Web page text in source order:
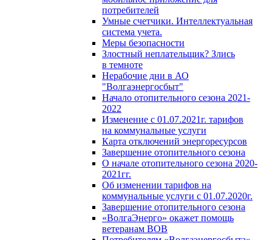
потребителей
Умные счетчики. Интеллектуальная
система учета.
Меры безопасности
Злостный неплательщик? Злись
в темноте
Нерабочие дни в АО
"Волгаэнергосбыт"
Начало отопительного сезона 2021-
2022
Изменение с 01.07.2021г. тарифов
на коммунальные услуги
Карта отключений энергоресурсов
Завершение отопительного сезона
О начале отопительного сезона 2020-
2021гг.
Об изменении тарифов на
коммунальные услуги с 01.07.2020г.
Завершение отопительного сезона
«ВолгаЭнерго» окажет помощь
ветеранам ВОВ